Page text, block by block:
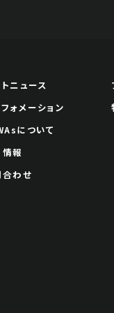
ニュース
ォメーション
について
報
わせ